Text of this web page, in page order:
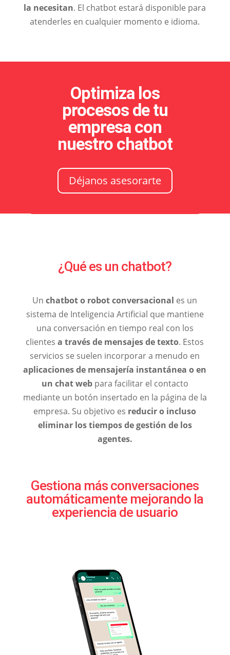
la necesitan. El chatbot estará disponible para
atenderles en cualquier momento e idioma.
Optimiza los
procesos de tu
empresa con
nuestro chatbot
Déjanos asesorarte
¿Qué es un chatbot?
Unchatbot o robot conversacional es un
sistema de Inteligencia Artificial que mantiene
una conversación en tiempo real con los
clientesa través de mensajes de texto. Estos
servicios se suelen incorporar a menudo en
aplicaciones de mensajería instantánea o en
un chatwebpara facilitar el contacto
mediante un botón insertado en la página de la
empresa. Su objetivo es reducir o incluso
eliminar los tiempos de gestión de los
agentes.
Gestiona más conversaciones
automáticamente mejorando la
experiencia de usuario